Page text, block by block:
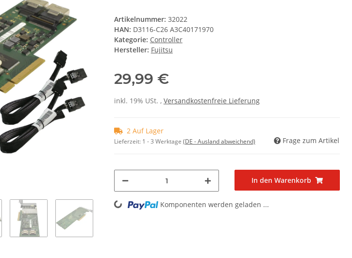
Artikelnummer: 32022
HAN: D3116-C26 A3C40171970
Kategorie: Controller
Hersteller: Fujitsu
29,99 €
inkl. 19% USt. , Versandkostenfreie Lieferung
2 Auf Lager
Lieferzeit: 1 - 3 Werktage (DE - Ausland abweichend) Frage zum Artikel
In den Warenkorb
Loading... Komponenten werden geladen ...